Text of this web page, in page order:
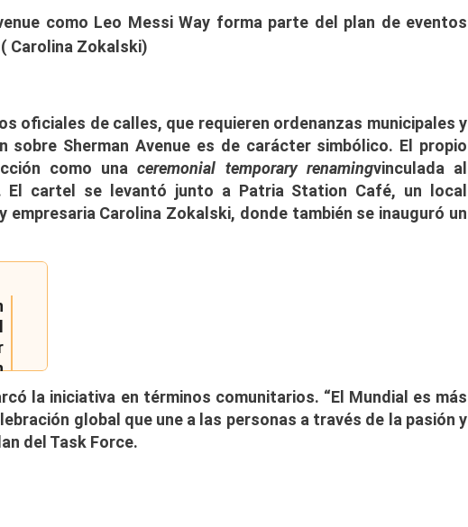
como Leo Messi Way forma parte del plan de eventos
Carolina Zokalski)
oficiales de calles, que requieren ordenanzas municipales y
sobre Sherman Avenue es de carácter simbólico. El propio
como unaceremonial temporary renamingvinculada al
El cartel se levantó junto a Patria Station Café, un local
Carolina Zokalski, donde también se inauguró un
la iniciativa en términos comunitarios. “El Mundial es más
global que une a las personas a través de la pasión y
del Task Force.